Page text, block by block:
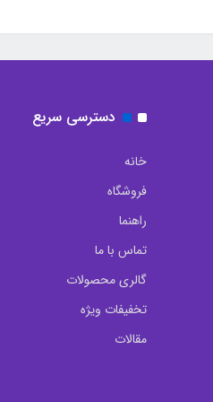
دسترسی سریع
خانه
فروشگاه
راهنما
تماس با ما
گالری محصولات
تخفیفات ویژه
مقالات